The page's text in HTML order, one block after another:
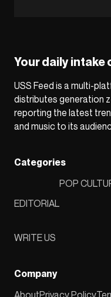
Your daily
USS Feed is a multi-
distributes generation
reporting the latest
and music to its
Categories
EDITORIAL
POP
WRITE US
Company
AboutPrivacy Policy